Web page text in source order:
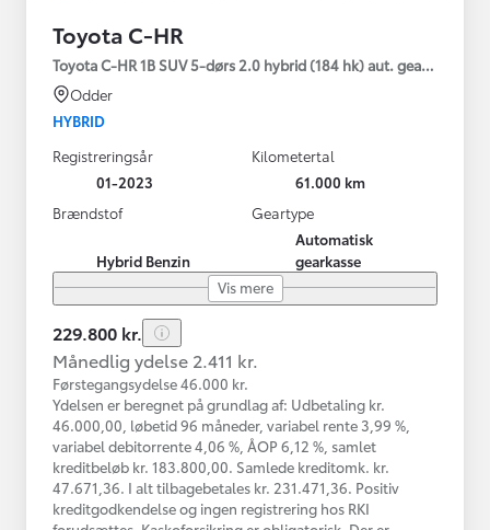
Toyota C-HR
Toyota C-HR 1B SUV 5-dørs 2.0 hybrid (184 hk) aut. gear C-HIC
Odder
HYBRID
Registreringsår
01-2023
Kilometertal
61.000 km
Brændstof
Hybrid Benzin
Geartype
Automatisk
gearkasse
Vis mere
229.800 kr.
Månedlig ydelse 2.411 kr.
Førstegangsydelse 46.000 kr.
Ydelsen er beregnet på grundlag af: Udbetaling kr.
46.000,00, løbetid 96 måneder, variabel rente 3,99 %,
variabel debitorrente 4,06 %, ÅOP 6,12 %, samlet
kreditbeløb kr. 183.800,00. Samlede kreditomk. kr.
47.671,36. I alt tilbagebetales kr. 231.471,36. Positiv
kreditgodkendelse og ingen registrering hos RKI